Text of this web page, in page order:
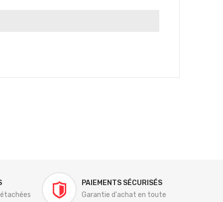
PAIEMENTS SÉCURISÉS
Garantie d'achat en toute